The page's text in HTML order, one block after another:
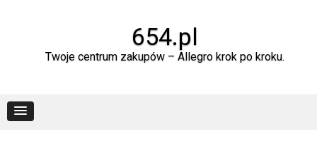
654.pl
Twoje centrum zakupów – Allegro krok po kroku.